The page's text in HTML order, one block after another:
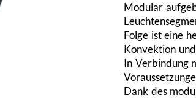
Modular
Folge ist eine
Konvektion
In Verbindung
Dank des